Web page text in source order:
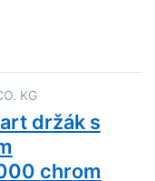
KG
držák s
chrom